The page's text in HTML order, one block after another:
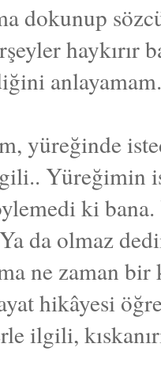
dokunup
haykırır
anlayamam.
yüreğinde
Yüreğimin
ki bana.
da olmaz
ne zaman
hikâyesi
ilgili,